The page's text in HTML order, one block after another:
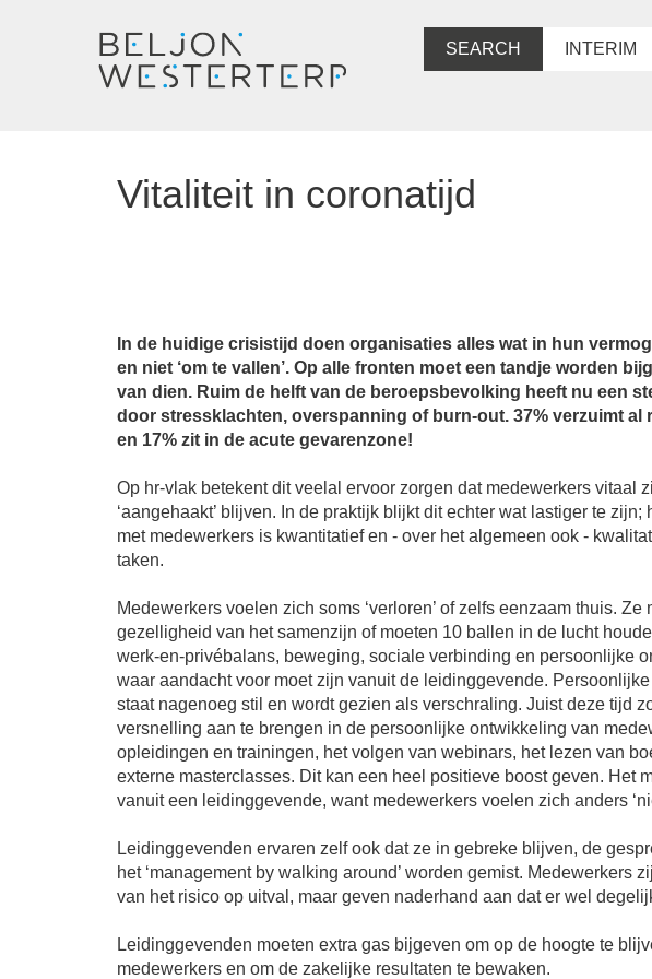
SEARCH INTERIM
Vitaliteit in coronatijd
In de huidige crisistijd doen organisaties alles wat in hun
en niet ‘om te vallen’. Op alle fronten moet een tandje worden
van dien. Ruim de helft van de beroepsbevolking heeft nu een
door stressklachten, overspanning of burn-out. 37% verzuimt al
en 17% zit in de acute gevarenzone!
Op hr-vlak betekent dit veelal ervoor zorgen dat medewerkers vitaal
‘aangehaakt’ blijven. In de praktijk blijkt dit echter wat lastiger te
met medewerkers is kwantitatief en - over het algemeen ook -
taken.
Medewerkers voelen zich soms ‘verloren’ of zelfs eenzaam thuis.
gezelligheid van het samenzijn of moeten 10 ballen in de lucht
werk-en-privébalans, beweging, sociale verbinding en persoonlijke
waar aandacht voor moet zijn vanuit de leidinggevende.
staat nagenoeg stil en wordt gezien als verschraling. Juist deze tijd
versnelling aan te brengen in de persoonlijke ontwikkeling van
opleidingen en trainingen, het volgen van webinars, het lezen van
externe masterclasses. Dit kan een heel positieve boost geven. Het
vanuit een leidinggevende, want medewerkers voelen zich anders
Leidinggevenden ervaren zelf ook dat ze in gebreke blijven, de
het ‘management by walking around’ worden gemist. Medewerkers
van het risico op uitval, maar geven naderhand aan dat er wel
Leidinggevenden moeten extra gas bijgeven om op de hoogte te
medewerkers en om de zakelijke resultaten te bewaken.